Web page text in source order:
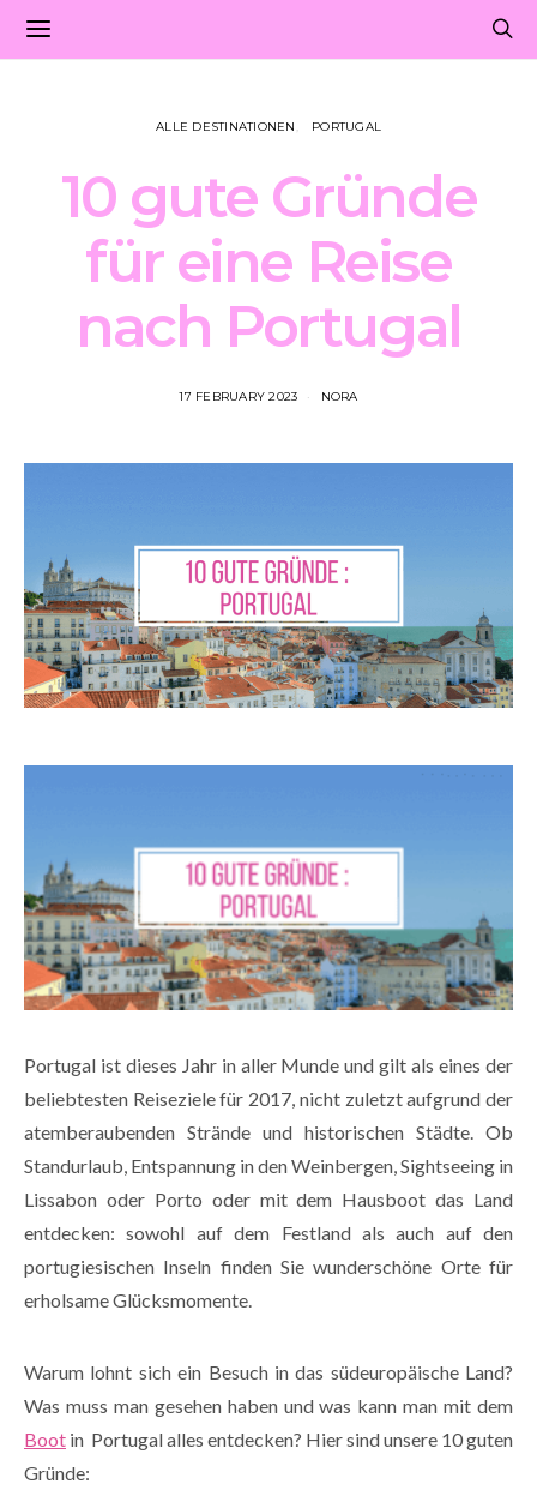
ALLE DESTINATIONEN PORTUGAL
10 gute Gründe
für eine Reise
nach Portugal
17 FEBRUARY 2023 NORA
Portugal ist dieses Jahr in aller Munde und gilt als eines der
beliebtesten Reiseziele für 2017, nicht zuletzt aufgrund der
atemberaubenden Strände und historischen Städte. Ob
Standurlaub, Entspannung in den Weinbergen, Sightseeing in
Lissabon oder Porto oder mit dem Hausboot das Land
entdecken: sowohl auf dem Festland als auch auf den
portugiesischen Inseln finden Sie wunderschöne Orte für
erholsame Glücksmomente.
Warum lohnt sich ein Besuch in das südeuropäische Land?
Was muss man gesehen haben und was kann man mit dem
Boot in Portugal alles entdecken? Hier sind unsere 10 guten
Gründe: